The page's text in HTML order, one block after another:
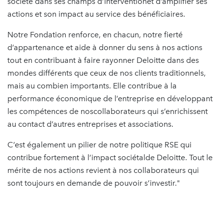
actions et son impact au service des bénéficiaires.
Notre Fondation renforce, en chacun, notre fierté
d’appartenance et aide à donner du sens à nos actions
tout en contribuant à faire rayonner Deloitte dans des
mondes différents que ceux de nos clients traditionnels,
mais au combien importants. Elle contribue à la
performance économique de l’entreprise en développant
les compétences de noscollaborateurs qui s’enrichissent
au contact d’autres entreprises et associations.
C’est également un pilier de notre politique RSE qui
contribue fortement à l’impact sociétalde Deloitte. Tout le
mérite de nos actions revient à nos collaborateurs qui
sont toujours en demande de pouvoir s’investir."